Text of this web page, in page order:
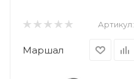
Артикул:
Маршал